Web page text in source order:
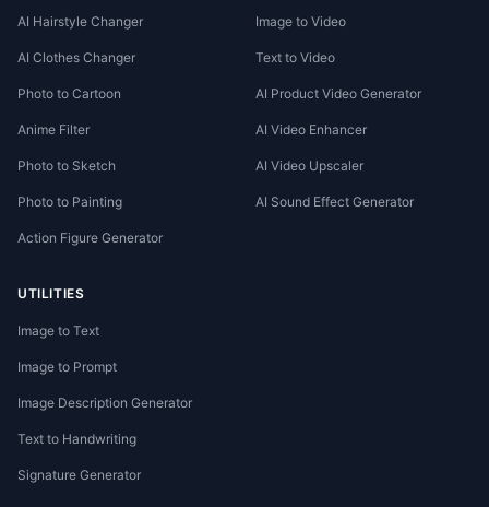
AI Hairstyle Changer
AI Clothes Changer
Photo to Cartoon
Anime Filter
Photo to Sketch
Photo to Painting
Action Figure Generator
Image to Video
Text to Video
AI Product Video Generator
AI Video Enhancer
AI Video Upscaler
AI Sound Effect Generator
UTILITIES
Image to Text
Image to Prompt
Image Description Generator
Text to Handwriting
Signature Generator